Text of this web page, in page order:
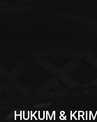
HUKUM &